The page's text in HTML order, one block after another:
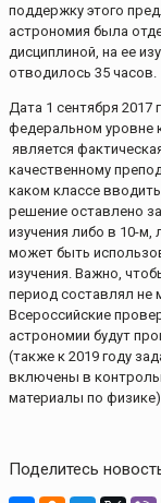
поддержку этого
астрономия была
дисциплиной, на ее
отводилось 35 часов.
Дата 1 сентября 2017
федеральном уровне
является
качественному
каком классе
решение оставлено
изучения либо в 10-м,
может быть
изучения. Важно,
период составлял не
Всероссийские
астрономии будут
(также к 2019 году
включены в
материалы по
Поделитесь